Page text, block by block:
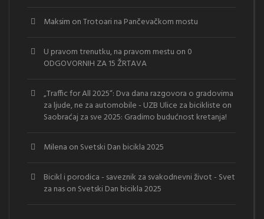
Maksim onTrotoari na Pančevačkom mostu
U pravom trenutku, na pravom mestu on 0
ODGOVORNIH ZA 15 ŽRTAVA
„Traffic for All 2025“: Dva dana razgovora o gradovima
za ljude, ne za automobile - UZB Ulice za bicikliste on
Saobraćaj za sve 2025: Gradimo budućnost kretanja!
Milena on Svetski Dan bicikla 2025
Bicikl i porodica - saveznik za svakodnevni život - Svet
za nason Svetski Dan bicikla 2025